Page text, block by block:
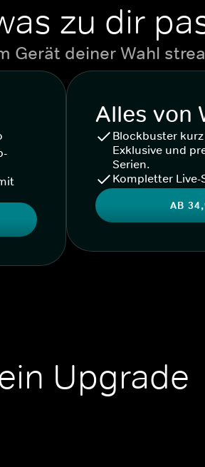
zu dir
Gerät deiner Wahl
Alles von
Blockbuster
Exklusive und
Serien.
Kompletter Live-
AB
Upgrade